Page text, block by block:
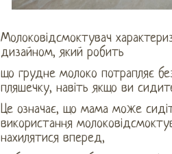
Молоковідсмоктувач
дизайном, який робить
що грудне молоко потрапляє
пляшечку, навіть якщо ви
Це означає, що мама може
використання
нахилятися вперед,